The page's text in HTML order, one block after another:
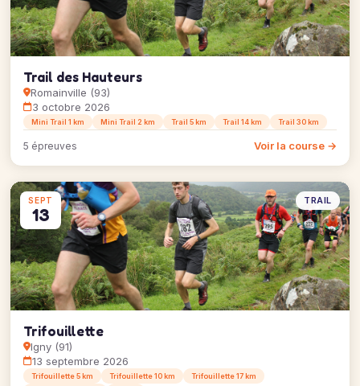
Trail des Hauteurs
Romainville (93)
3 octobre 2026
Mini Trail 1 km Mini Trail 2 km Trail 5 km Trail 14 km Trail 30 km
5 épreuves Voir la course →
SEPT
13
TRAIL
Trifouillette
Igny (91)
13 septembre 2026
Trifouillette 5 km Trifouillette 10 km
Trifouillette 17 km